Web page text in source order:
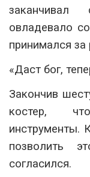
заканчивал
овладевало
принимался за
«Даст бог,
Закончив
костер,
инструменты.
позволить
согласился.